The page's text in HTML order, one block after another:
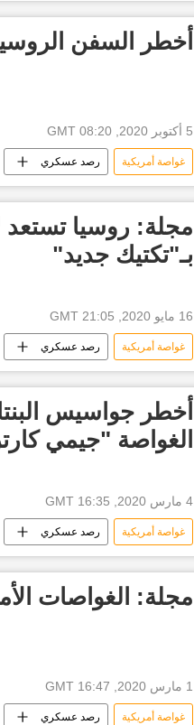
أخطر السفن
5 أكتوبر 2020, 08:20 GMT
غواصة أمريكية رصد عسكري
مجلة: روسيا تستعد
بـ"تكتيك جديد"
16 مايو 2020, 21:05 GMT
غواصة أمريكية رصد عسكري
الغواصة "جيمي
4 مارس 2020, 16:35 GMT
غواصة أمريكية رصد عسكري
البنتاغون الأمريكي
مجلة: الغواصات
1 مارس 2020, 16:47 GMT
غواصة أمريكية رصد عسكري